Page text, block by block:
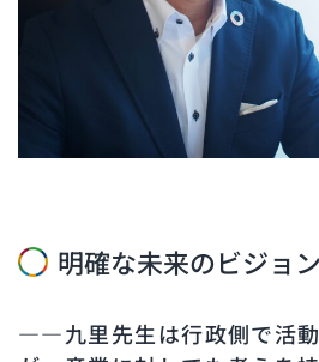
明確な未来のビジョ
――九里先生は行政側で活